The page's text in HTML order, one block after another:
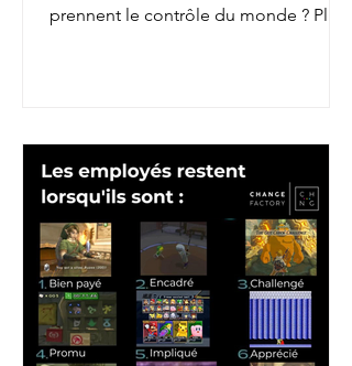
prennent le contrôle du monde ? Plus